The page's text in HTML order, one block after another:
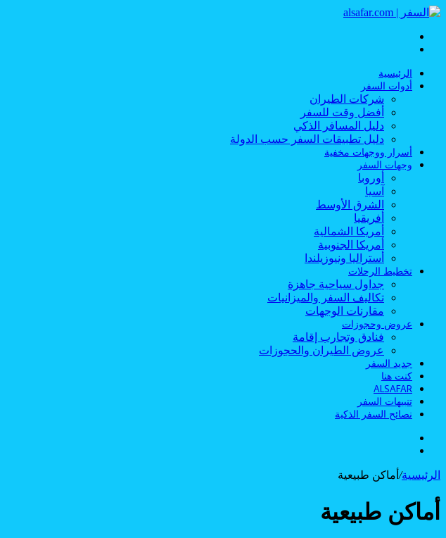
الرئيسية
أدوات السفر
شركات الطيران
أفضل وقت للسفر
دليل المسافر الذكي
دليل تطبيقات السفر حسب الدولة
أسرار ووجهات مخفية
وجهات السفر
أوروبا
آسيا
الشرق الأوسط
أفريقيا
أمريكا الشمالية
أمريكا الجنوبية
أستراليا ونيوزيلندا
تخطيط الرحلات
جداول سياحية جاهزة
تكاليف السفر والميزانيات
مقارنات الوجهات
عروض وحجوزات
فنادق وتجارب إقامة
عروض الطيران والحجوزات
جديد السفر
كنت هنا
ALSAFAR
تنبيهات السفر
نصائح السفر الذكية
الرئيسية/ أماكن طبيعية
أماكن طبيعية